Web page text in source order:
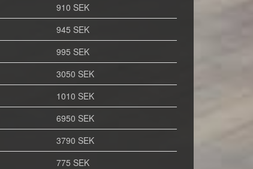
910 SEK
945 SEK
995 SEK
3050 SEK
1010 SEK
6950 SEK
3790 SEK
775 SEK